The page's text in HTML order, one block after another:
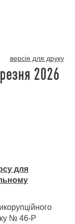
версія для друку
2026
для
№ 46-Р